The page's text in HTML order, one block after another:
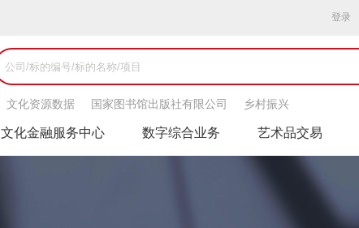
登录
文化资源数据 国家图书馆出版社有限公司 乡村振兴
文化金融服务中心 数字综合业务 艺术品交易